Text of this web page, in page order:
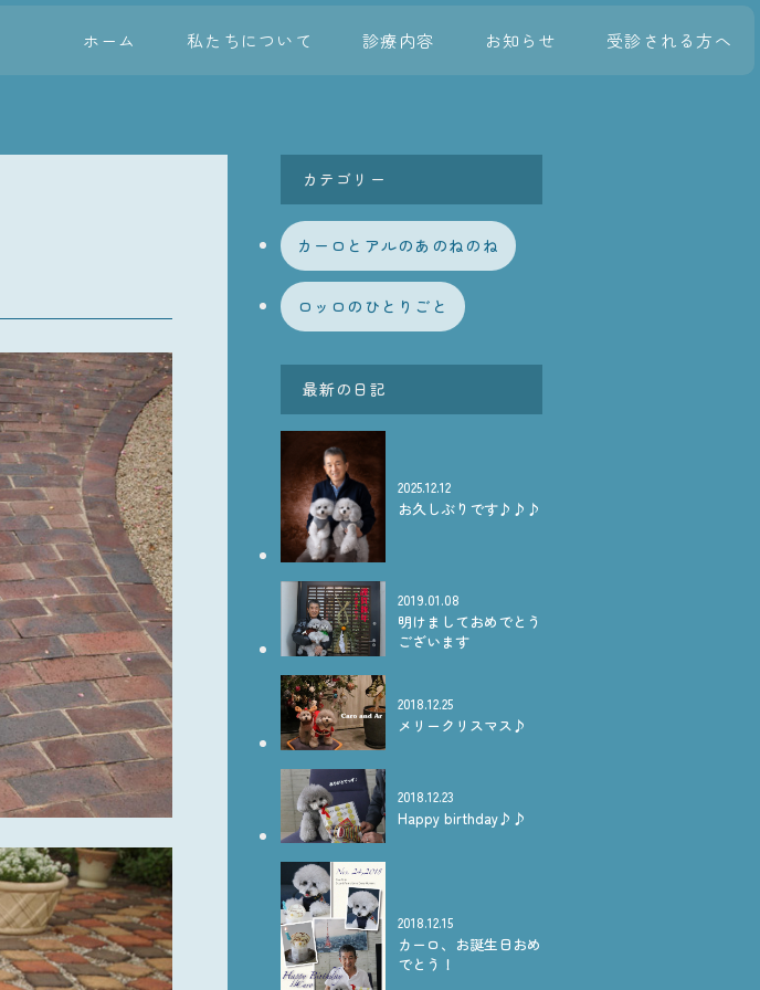
ホーム 私たちについて 診療内容 お知らせ 受診される方へ
カテゴリー
カーロとアルのあのねのね
ロッロのひとりごと
最新の日記
2025.12.12
お久しぶりです♪♪♪
2019.01.08
明けましておめでとう
ございます
2018.12.25
メリークリスマス♪
2018.12.23
Happy birthday♪♪
2018.12.15
カーロ、お誕生日おめ
でとう！